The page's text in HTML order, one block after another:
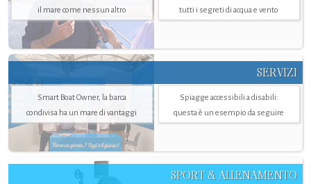
il mare come nessun altro
tutti i segreti di acqua e vento
SERVIZI
Smart Boat Owner, la barca
condivisa ha un mare di vantaggi
Spiagge accessibili a disabili:
questa è un esempio da seguire
SPORT & ALLENAMENTO